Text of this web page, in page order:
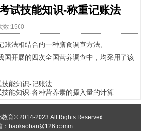
试技能知识-称重记账法
数:1560
账法相结合的一种膳食调查方法。
国开展的四次全国营养调查中，均采用了该
能知识-记账法
能知识-各种营养素的摄入量的计算
教育© 2014-2023 All Rights Reserved
：baokaoban@126.comm